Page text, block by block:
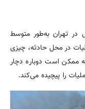
در تهران به‌طور متوسط
در محل حادثه، چیزی
است دوباره دچار
را پیچیده می‌کند.